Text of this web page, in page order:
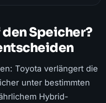
Speicher?
Toyota verlängert die
unter bestimmten
Hybrid-